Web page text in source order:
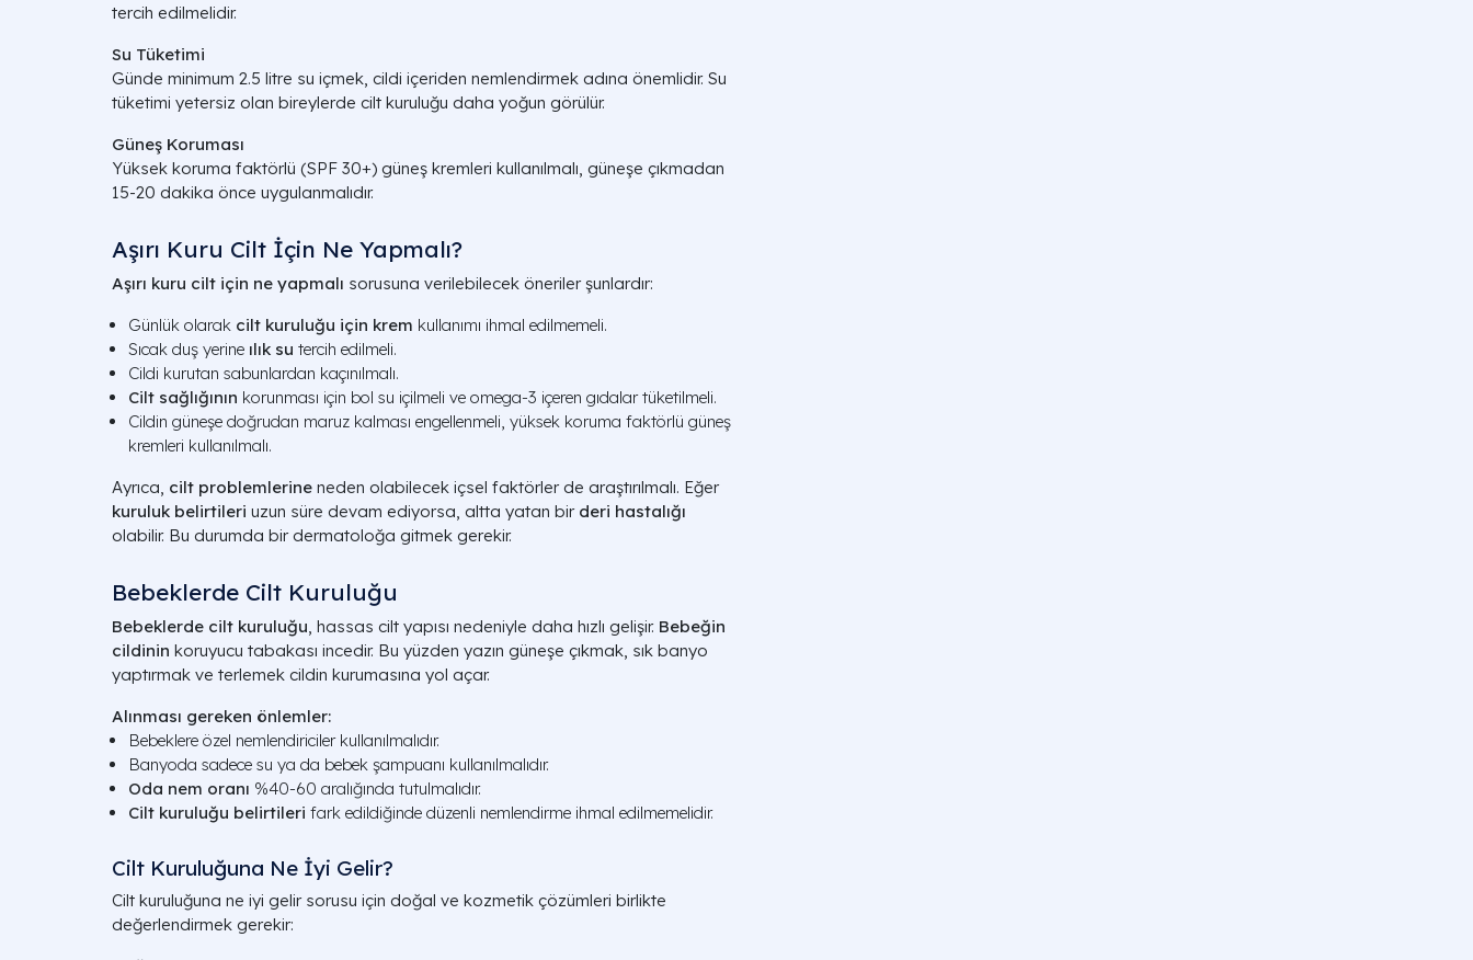
tercih edilmelidir.
Su Tüketimi
Günde minimum 2.5 litre su içmek, cildi içeriden nemlendirmek adına önemlidir. Su
tüketimi yetersiz olan bireylerde cilt kuruluğu daha yoğun görülür.
Güneş Koruması
Yüksek koruma faktörlü (SPF 30+) güneş kremleri kullanılmalı, güneşe çıkmadan
15-20 dakika önce uygulanmalıdır.
Aşırı Kuru Cilt İçin Ne Yapmalı?
Aşırı kuru cilt için ne yapmalı sorusuna verilebilecek öneriler şunlardır:
Günlük olarak cilt kuruluğu için krem kullanımı ihmal edilmemeli.
Sıcak duş yerine ılık su tercih edilmeli.
Cildi kurutan sabunlardan kaçınılmalı.
Cilt sağlığının korunması için bol su içilmeli ve omega-3 içeren gıdalar tüketilmeli.
Cildin güneşe doğrudan maruz kalması engellenmeli, yüksek koruma faktörlü güneş
kremleri kullanılmalı.
Ayrıca, cilt problemlerine neden olabilecek içsel faktörler de araştırılmalı. Eğer
kuruluk belirtileri uzun süre devam ediyorsa, altta yatan bir deri hastalığı
olabilir. Bu durumda bir dermatoloğa gitmek gerekir.
Bebeklerde Cilt Kuruluğu
Bebeklerde cilt kuruluğu, hassas cilt yapısı nedeniyle daha hızlı gelişir. Bebeğin
cildinin koruyucu tabakası incedir. Bu yüzden yazın güneşe çıkmak, sık banyo
yaptırmak ve terlemek cildin kurumasına yol açar.
Alınması gereken önlemler:
Bebeklere özel nemlendiriciler kullanılmalıdır.
Banyoda sadece su ya da bebek şampuanı kullanılmalıdır.
Oda nem oranı %40-60 aralığında tutulmalıdır.
Cilt kuruluğu belirtileri fark edildiğinde düzenli nemlendirme ihmal edilmemelidir.
Cilt Kuruluğuna Ne İyi Gelir?
Cilt kuruluğuna ne iyi gelir sorusu için doğal ve kozmetik çözümleri birlikte
değerlendirmek gerekir: